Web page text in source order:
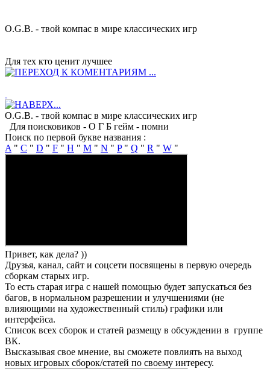
O.G.B. - твой компас в мире классических игр
Для тех кто ценит лучшее
O.G.B. - твой компас в мире классических игр
Для поисковиков - О Г Б гейм - помни
Поиск по первой букве названия :
A " C " D " F " H " M " N " P" Q " R " W "
Привет, как дела? ))
Друзья, канал, сайт и соцсети посвящены в первую очередь
сборкам старых игр.
То есть старая игра с нашей помощью будет запускаться без
багов, в нормальном разрешении и улучшениями (не
влияющими на художественный стиль) графики или
интерфейса.
Список всех сборок и статей размещу в обсуждении в группе
ВК.
Высказывая свое мнение, вы сможете повлиять на выход
новых игровых сборок/статей по своему интересу.